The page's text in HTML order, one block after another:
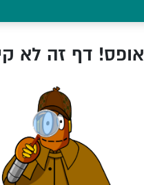
אופס! דף זה לא